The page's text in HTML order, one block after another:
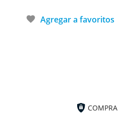
favorite Agregar a favoritos
COMPRA